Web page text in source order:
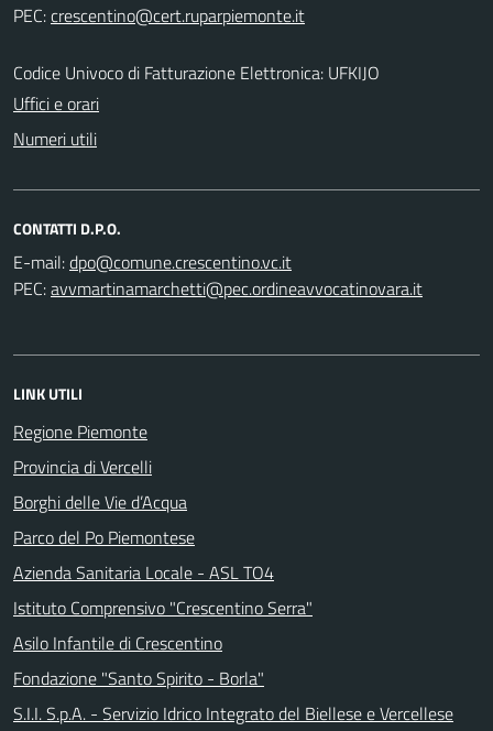
PEC:
Codice Univoco di Fatturazione Elettronica: UFKIJO
Uffici e orari
Numeri utili
CONTATTI D.P.O.
E-mail:
PEC:
LINK UTILI
Regione Piemonte
Provincia di Vercelli
Borghi delle Vie d’Acqua
Parco del Po Piemontese
Azienda Sanitaria Locale - ASL TO4
Istituto Comprensivo "Crescentino Serra"
Asilo Infantile di Crescentino
Fondazione "Santo Spirito - Borla"
S.I.I. S.p.A. - Servizio Idrico Integrato del Biellese e Vercellese